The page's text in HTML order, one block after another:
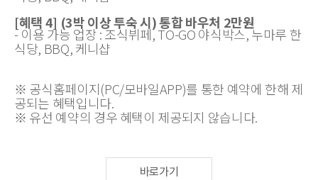
[혜택 4] (3박 이상 투숙 시) 통합 바우처 2만원
- 이용 가능 업장 : 조식뷔페, TO-GO 야식박스, 누마루 한
식당, BBQ, 케니샵
※ 공식홈페이지(PC/모바일APP)를 통한 예약에 한해 제
공되는 혜택입니다.
※ 유선 예약의 경우 혜택이 제공되지 않습니다.
바로가기